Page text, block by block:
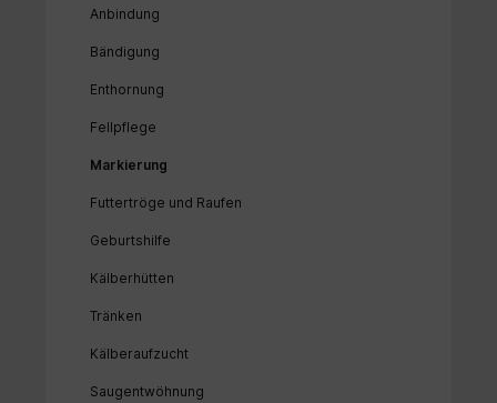
Anbindung
Bändigung
Enthornung
Fellpflege
Markierung
Futtertröge und Raufen
Geburtshilfe
Kälberhütten
Tränken
Kälberaufzucht
Saugentwöhnung